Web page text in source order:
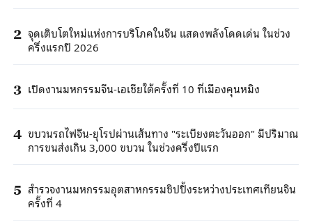
2 จุดเติบโตใหม่แห่งการบริโภคในจีน แสดงพลังโดดเด่น ในช่วง
ครึ่งแรกปี 2026
3 เปิดงานมหกรรมจีน-เอเชียใต้ครั้งที่ 10 ที่เมืองคุนหมิง
4 ขบวนรถไฟจีน-ยุโรปผ่านเส้นทาง "ระเบียงตะวันออก" มีปริมาณ
การขนส่งเกิน 3,000 ขบวน ในช่วงครึ่งปีแรก
5 สำรวจงานมหกรรมอุตสาหกรรมชิปปิ้งระหว่างประเทศเทียนจิน
ครั้งที่ 4